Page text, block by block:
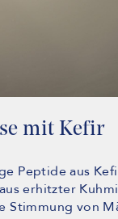
mit Kefir
Peptide aus
erhitzter
Stimmung von